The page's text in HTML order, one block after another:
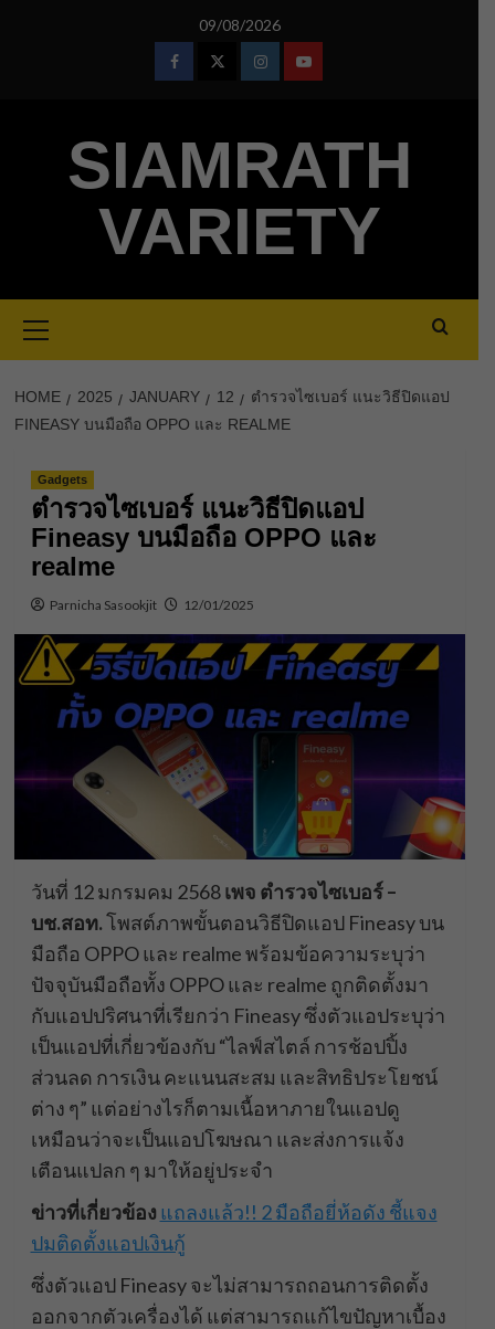
09/08/2026
FacebookTwitterInstagramYoutube
SIAMRATH
VARIETY
Menu
HOME 2025 JANUARY 12
ตำรวจไซเบอร์ แนะวิธีปิดแอป
FINEASY บนมือถือ OPPO และ REALME
Gadgets
ตำรวจไซเบอร์ แนะวิธีปิดแอป
Fineasy บนมือถือ OPPO และ
realme
Parnicha Sasookjit 12/01/2025
วันที่ 12 มกรมคม 2568เพจ ตำรวจไซเบอร์ –
บช.สอท.โพสต์ภาพขั้นตอนวิธีปิดแอป Fineasy บน
มือถือ OPPO และ realme พร้อมข้อความระบุว่า
ปัจจุบันมือถือทั้ง OPPO และ realme ถูกติดตั้งมา
กับแอปปริศนาที่เรียกว่า Fineasy ซึ่งตัวแอประบุว่า
เป็นแอปที่เกี่ยวข้องกับ “ไลฟ์สไตล์ การช้อปปิ้ง
ส่วนลด การเงิน คะแนนสะสม และสิทธิประโยชน์
ต่าง ๆ” แต่อย่างไรก็ตามเนื้อหาภายในแอปดู
เหมือนว่าจะเป็นแอปโฆษณา และส่งการแจ้ง
เตือนแปลก ๆ มาให้อยู่ประจำ
ข่าวที่เกี่ยวข้อง แถลงแล้ว!! 2 มือถือยี่ห้อดัง ชี้แจง
ปมติดตั้งแอปเงินกู้
ซึ่งตัวแอป Fineasy จะไม่สามารถถอนการติดตั้ง
ออกจากตัวเครื่องได้ แต่สามารถแก้ไขปัญหาเบื้อง